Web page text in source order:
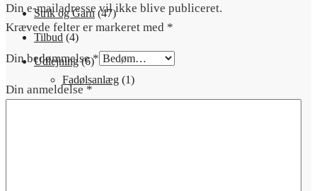
Strik og Garn (47)
Tilbud (4)
Udlejning (6)
Fadølsanlæg (1)
Fustage (4)
Din e-mailadresse vil ikke blive publiceret.
Krævede felter er markeret med *
Din bedømmelse*
Din anmeldelse*